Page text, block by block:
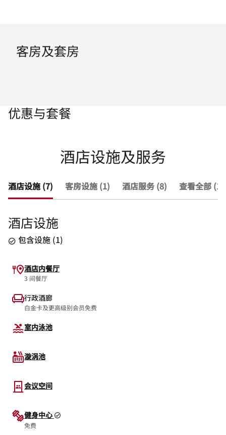
客房及套房
优惠与套餐
酒店设施及服务
酒店设施 (7) 客房设施 (1) 酒店服务 (8) 查看全部
酒店设施
包含设施 (1)
酒店内餐厅
3 间餐厅
行政酒廊
白金卡及更高级别会员免费
室内泳池
漩涡池
会议空间
健身中心
免费